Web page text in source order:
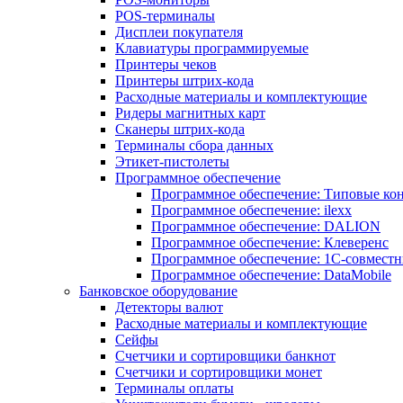
POS-терминалы
Дисплеи покупателя
Клавиатуры программируемые
Принтеры чеков
Принтеры штрих-кода
Расходные материалы и комплектующие
Ридеры магнитных карт
Сканеры штрих-кода
Терминалы сбора данных
Этикет-пистолеты
Программное обеспечение
Программное обеспечение: Типовые
Программное обеспечение: ilexx
Программное обеспечение: DALION
Программное обеспечение: Клеверенс
Программное обеспечение: 1С-
Программное обеспечение: DataMobile
Банковское оборудование
Детекторы валют
Расходные материалы и комплектующие
Сейфы
Счетчики и сортировщики банкнот
Счетчики и сортировщики монет
Терминалы оплаты